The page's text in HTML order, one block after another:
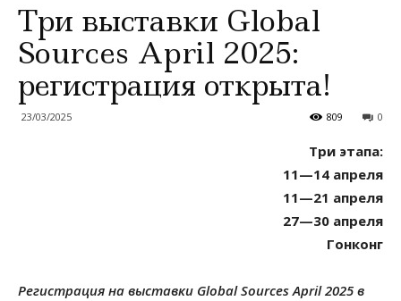
Три выставки Global
Sources April 2025:
регистрация открыта!
23/03/2025 0
809
Три этапа:
11—14 апреля
11—21 апреля
27—30 апреля
Гонконг
Регистрация на выставки Global Sources April 2025 в